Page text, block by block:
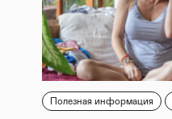
Полезная информация